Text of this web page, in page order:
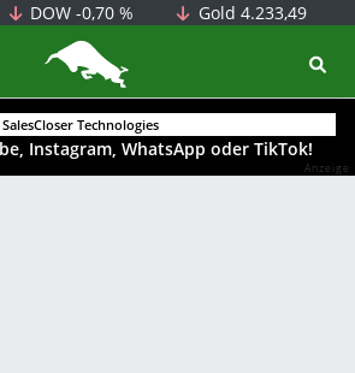
DOW-0,70 % Gold 4.233,49
BörsenNEWS.de
SalesCloser Technologies
Instagram, WhatsApp oder TikTok!
Anzeige